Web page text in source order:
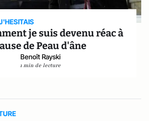
je suis devenu réac à
de Peau d'âne
Benoît Rayski
1 min de lecture